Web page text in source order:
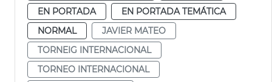
EN PORTADA
EN PORTADA TEMÁTICA
NORMAL
JAVIER MATEO
TORNEIG INTERNACIONAL
TORNEO INTERNACIONAL